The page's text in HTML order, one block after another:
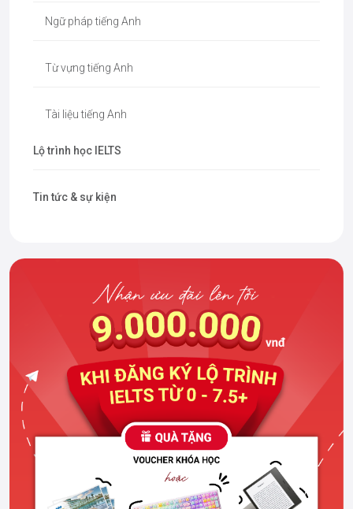
Ngữ pháp tiếng Anh
Từ vựng tiếng Anh
Tài liệu tiếng Anh
Lộ trình học IELTS
Tin tức & sự kiện